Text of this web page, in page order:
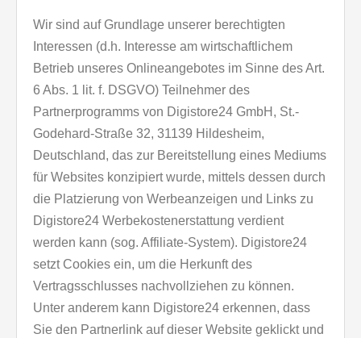
Wir sind auf Grundlage unserer berechtigten
Interessen (d.h. Interesse am wirtschaftlichem
Betrieb unseres Onlineangebotes im Sinne des Art.
6 Abs. 1 lit. f. DSGVO) Teilnehmer des
Partnerprogramms von Digistore24 GmbH, St.-
Godehard-Straße 32, 31139 Hildesheim,
Deutschland, das zur Bereitstellung eines Mediums
für Websites konzipiert wurde, mittels dessen durch
die Platzierung von Werbeanzeigen und Links zu
Digistore24 Werbekostenerstattung verdient
werden kann (sog. Affiliate-System). Digistore24
setzt Cookies ein, um die Herkunft des
Vertragsschlusses nachvollziehen zu können.
Unter anderem kann Digistore24 erkennen, dass
Sie den Partnerlink auf dieser Website geklickt und